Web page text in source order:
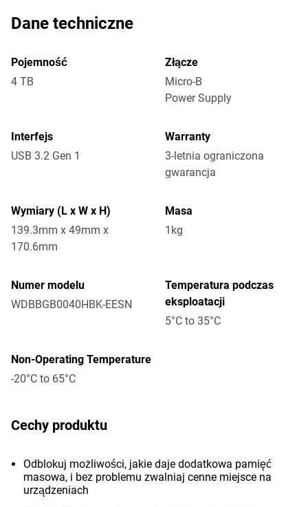
Dane techniczne
Pojemność
4 TB
Złącze
Micro-B
Power Supply
Interfejs
USB 3.2 Gen 1
Warranty
3-letnia ograniczona
gwarancja
Wymiary (L x W x H)
139.3mm x 49mm x
170.6mm
Masa
1kg
Numer modelu
WDBBGB0040HBK-EESN
Temperatura podczas
eksploatacji
5°C to 35°C
Non-Operating Temperature
-20°C to 65°C
Cechy produktu
Odblokuj możliwości, jakie daje dodatkowa pamięć
masowa, i bez problemu zwalniaj cenne miejsce na
urządzeniach